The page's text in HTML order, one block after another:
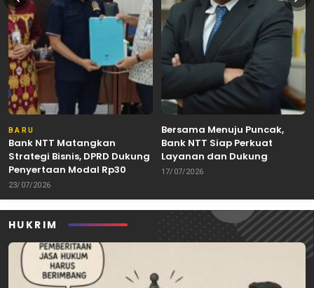
BARU
Bank NTT Matangkan
Strategi Bisnis, DPRD Dukung
Penyertaan Modal Rp30
Miliar
23/07/2026
Bersama Menuju Puncak,
Bank NTT Siap Perkuat
Layanan dan Dukung
Pertumbuhan Ekonomi NTT
17/07/2026
HUKRIM